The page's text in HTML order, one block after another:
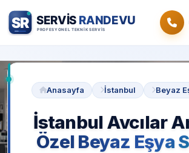
Anasayfa İstanbul Beyaz
İstanbul Avcılar
Özel Beyaz Eşya